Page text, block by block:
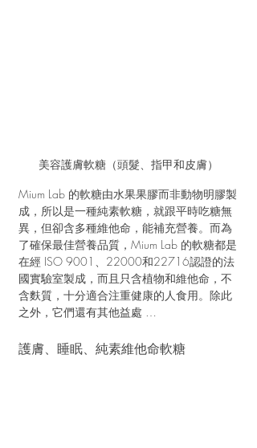
美容護膚軟糖（頭髮、指甲和皮膚）
Mium Lab 的軟糖由水果果膠而非動物明膠製
成，所以是一種純素軟糖，就跟平時吃糖無
異，但卻含多種維他命，能補充營養。而為
了確保最佳營養品質，Mium Lab 的軟糖都是
在經 ISO 9001、22000和22716認證的法
國實驗室製成，而且只含植物和維他命，不
含麩質，十分適合注重健康的人食用。除此
之外，它們還有其他益處 …
護膚、睡眠、純素維他命軟糖